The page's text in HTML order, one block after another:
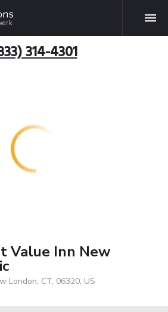
314-4301
Value Inn New
London, CT, 06320, US